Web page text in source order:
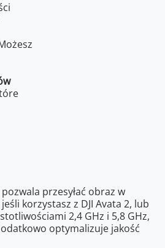
przesyłać obraz w
korzystasz z DJI Avata 2, lub
2,4 GHz i 5,8 GHz,
optymalizuje jakość